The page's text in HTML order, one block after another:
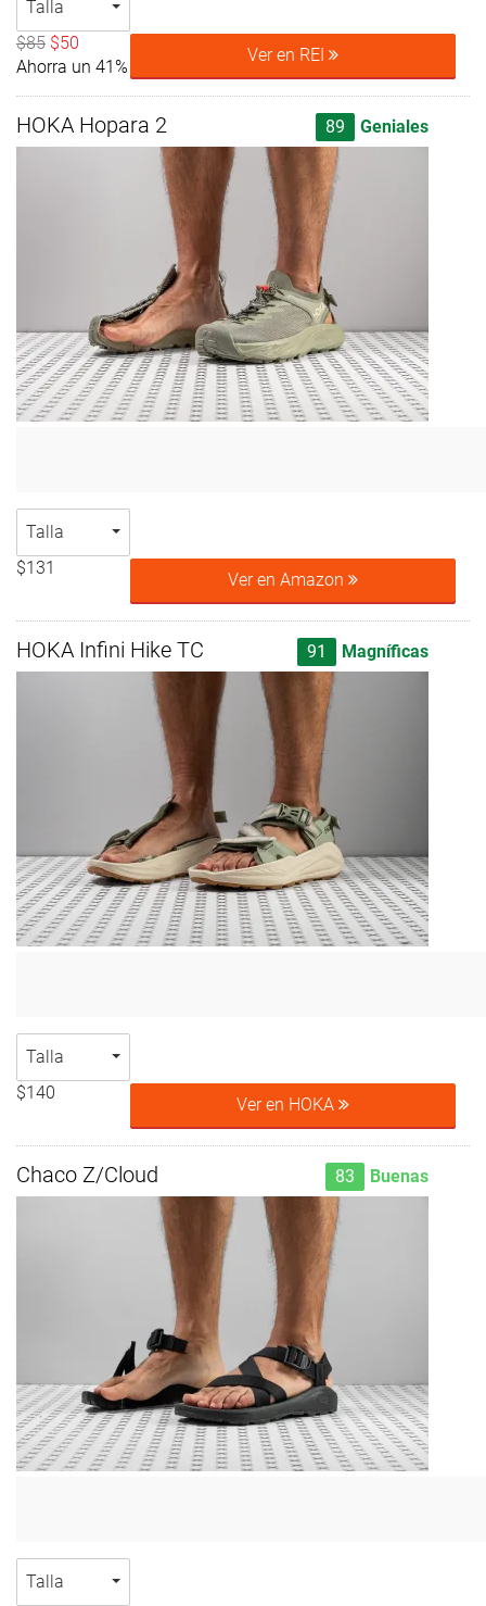
Talla
$85 $50
Ahorra un 41%
Ver en REI
HOKA Hopara 2 89 Geniales
Talla
$131
Ver en Amazon
HOKA Infini Hike TC 91 Magníficas
Talla
$140
Ver en HOKA
Chaco Z/Cloud 83 Buenas
Talla